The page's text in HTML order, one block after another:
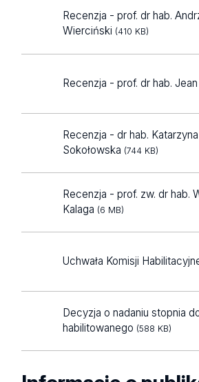
Recenzja - prof. dr hab.
Wierciński (410 KB)
Recenzja - prof. dr hab.
Recenzja - dr hab. Katarzyna
Sokołowska (744 KB)
Recenzja - prof. zw. dr hab.
Kalaga (6 MB)
Uchwała Komisji
Decyzja o nadaniu stopnia
habilitowanego (588 KB)